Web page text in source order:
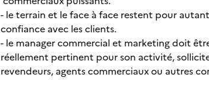
- le terrain et le face à face restent pour
confiance avec les clients.
- le manager commercial et marketing doit
réellement pertinent pour son activité,
revendeurs, agents commerciaux ou autres